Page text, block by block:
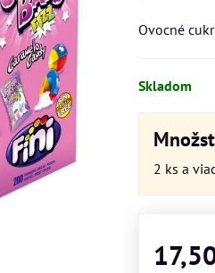
Ovocné
Skladom
2 ks a